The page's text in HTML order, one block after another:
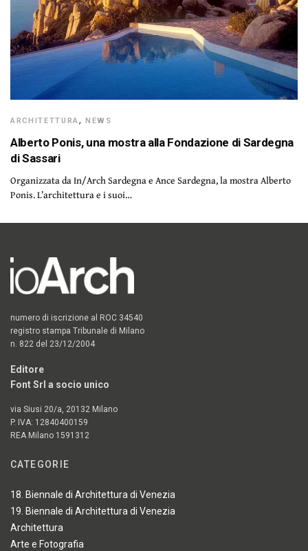
ARCHITETTURA,NEWS
Alberto Ponis, una mostra alla Fondazione di Sardegna
di Sassari
Organizzata da In/Arch Sardegna e Ance Sardegna, la mostra Alberto
Ponis. L’architettura e i suoi…
numero di iscrizione al ROC 34540
registro stampa Tribunale di Milano
n. 822 del 23/12/2004
Editore
Font Srl a socio unico
via Siusi 20/a, 20132 Milano
P. IVA: 12840400159
REA Milano 1591312
CATEGORIE
18. Biennale di Architettura di Venezia
19. Biennale di Architettura di Venezia
Architettura
Arte e Fotografia